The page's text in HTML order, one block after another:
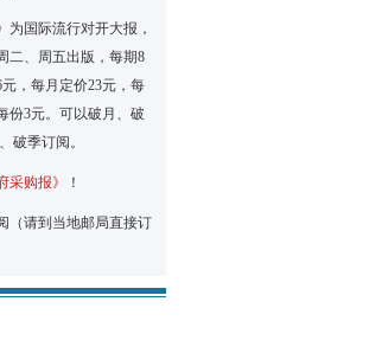
为国际流行对开大报，
二、周五出版，每期8
，每月定价23元，每
份3元。可以破月、破
破季订阅。
采购报》 ！
（请到当地邮局直接订